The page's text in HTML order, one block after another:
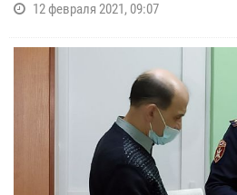
12 февраля 2021, 09:07